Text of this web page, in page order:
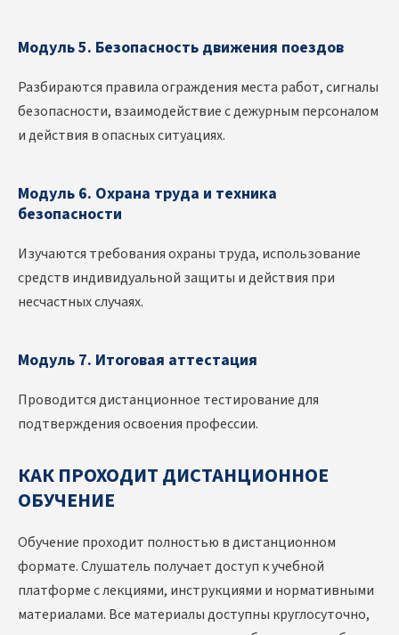
Модуль 5. Безопасность движения поездов
Разбираются правила ограждения места работ, сигналы
безопасности, взаимодействие с дежурным персоналом
и действия в опасных ситуациях.
Модуль 6. Охрана труда и техника
безопасности
Изучаются требования охраны труда, использование
средств индивидуальной защиты и действия при
несчастных случаях.
Модуль 7. Итоговая аттестация
Проводится дистанционное тестирование для
подтверждения освоения профессии.
КАК ПРОХОДИТ ДИСТАНЦИОННОЕ
ОБУЧЕНИЕ
Обучение проходит полностью в дистанционном
формате. Слушатель получает доступ к учебной
платформе с лекциями, инструкциями и нормативными
материалами. Все материалы доступны круглосуточно,